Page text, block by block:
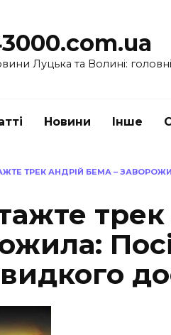
Луцька та Волині: головні
Новини Інше
ТРЕК АНДРІЙ БЕМА –